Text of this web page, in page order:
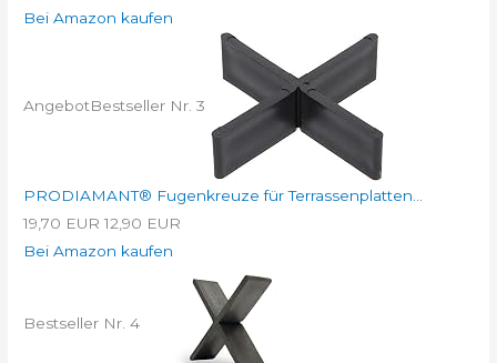
Bei Amazon kaufen
AngebotBestseller Nr. 3
PRODIAMANT® Fugenkreuze für Terrassenplatten...
19,70 EUR 12,90 EUR
Bei Amazon kaufen
Bestseller Nr. 4